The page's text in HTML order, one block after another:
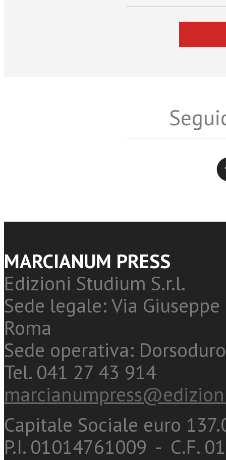
MARCIANUM PRESS
Edizioni Studium S.r.l.
Sede legale: Via
Roma
Sede operativa:
Tel. 041 27 43 914
Capitale Sociale euro
P.I. 01014761009 - C.F.